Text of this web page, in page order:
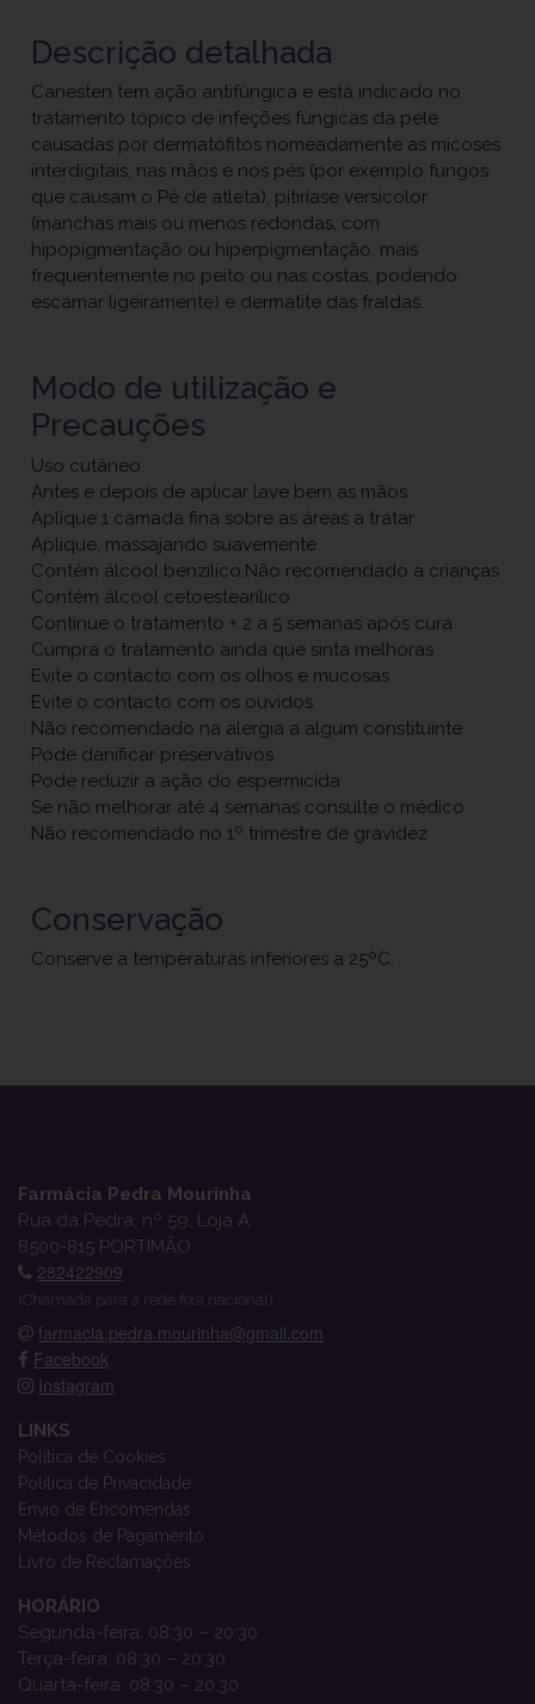
Descrição detalhada
Canesten tem ação antifúngica e está indicado no
tratamento tópico de infeções fúngicas da pele
causadas por dermatófitos nomeadamente as micoses
interdigitais, nas mãos e nos pés (por exemplo fungos
que causam o Pé de atleta), pitiríase versicolor
(manchas mais ou menos redondas, com
hipopigmentação ou hiperpigmentação, mais
frequentemente no peito ou nas costas, podendo
escamar ligeiramente) e dermatite das fraldas.
Modo de utilização e
Precauções
Uso cutâneo
Antes e depois de aplicar lave bem as mãos
Aplique 1 camada fina sobre as áreas a tratar
Aplique, massajando suavemente
Contém álcool benzílico.Não recomendado a crianças
Contém álcool cetoestearílico
Continue o tratamento + 2 a 5 semanas após cura
Cumpra o tratamento ainda que sinta melhoras
Evite o contacto com os olhos e mucosas
Evite o contacto com os ouvidos
Não recomendado na alergia a algum constituinte
Pode danificar preservativos
Pode reduzir a ação do espermicida
Se não melhorar até 4 semanas consulte o médico
Não recomendado no 1º trimestre de gravidez
Conservação
Conserve a temperaturas inferiores a 25ºC.
Farmácia Pedra Mourinha
Rua da Pedra, nº 59, Loja A
8500-815 PORTIMÃO
282422909
(Chamada para a rede fixa nacional)
farmacia.pedra.mourinha@gmail.com
Facebook
Instagram
LINKS
Política de Cookies
Política de Privacidade
Envio de Encomendas
Métodos de Pagamento
Livro de Reclamações
HORÁRIO
Segunda-feira: 08:30 – 20:30
Terça-feira: 08:30 – 20:30
Quarta-feira: 08:30 – 20:30